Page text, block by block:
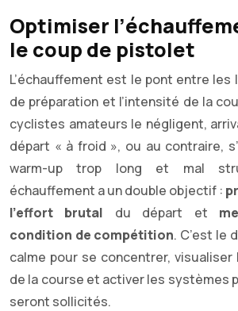
Optimiser
le coup de pistolet
L’échauffement est le pont entre les
de préparation et l’intensité de la
cyclistes amateurs le négligent,
départ « à froid », ou au contraire,
warm-up trop long et mal
échauffement a un double objectif :
l’effort brutal du départ et
condition de compétition. C’est le
calme pour se concentrer,
de la course et activer les systèmes
seront sollicités.